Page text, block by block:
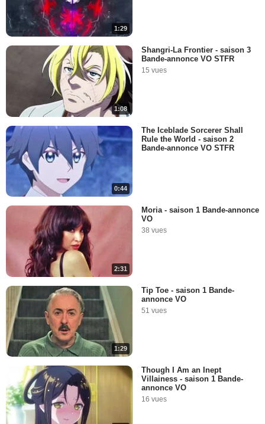
1:29
1:08
Shangri-La Frontier - saison 3
Bande-annonce VO STFR
15 vues
0:44
The Iceblade Sorcerer Shall
Rule the World - saison 2
Bande-annonce VO STFR
2:31
Moria - saison 1 Bande-annonce
VO
38 vues
1:29
Tip Toe - saison 1 Bande-
annonce VO
51 vues
Though I Am an Inept
Villainess - saison 1 Bande-
annonce VO
16 vues